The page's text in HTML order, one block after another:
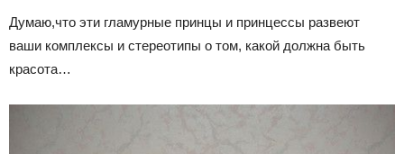
Думаю,что эти гламурные принцы и принцессы развеют
ваши комплексы и стереотипы о том, какой должна быть
красота…